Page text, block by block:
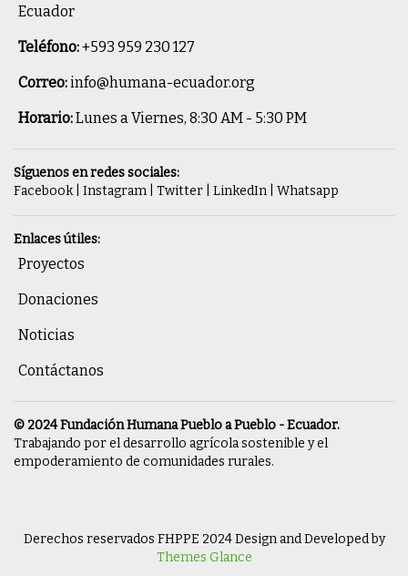
Ecuador
Teléfono:+593 959 230 127
Correo:info@humana-ecuador.org
Horario:Lunes a Viernes, 8:30 AM - 5:30 PM
Síguenos en redes sociales:
Facebook| Instagram Twitter LinkedIn Whatsapp
Enlaces útiles:
Proyectos
Donaciones
Noticias
Contáctanos
© 2024 Fundación Humana Pueblo a Pueblo - Ecuador.
Trabajando por el desarrollo agrícola sostenible y el
empoderamiento de comunidades rurales.
Derechos reservados FHPPE 2024Design and Developed by
Themes Glance